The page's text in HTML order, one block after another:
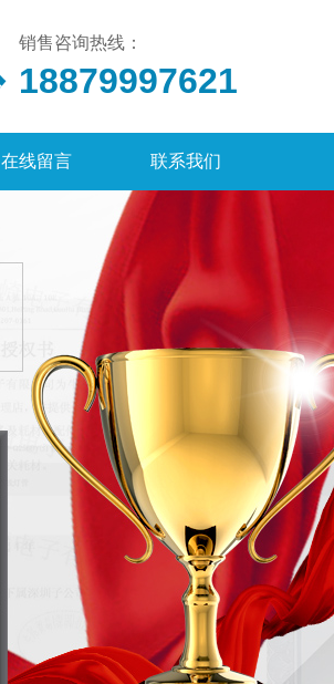
销售咨询热线：
18879997621
在线留言 联系我们